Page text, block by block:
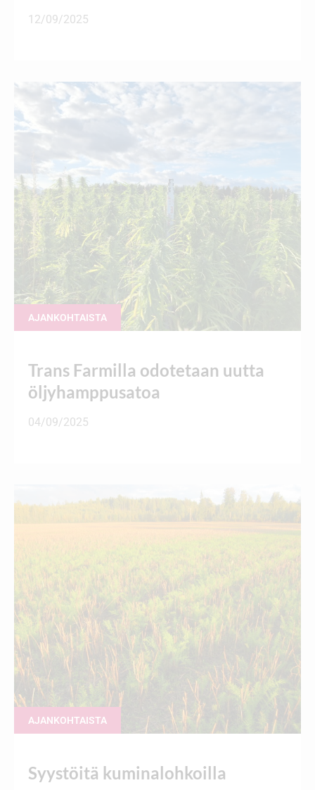
12/09/2025
AJANKOHTAISTA
Trans Farmilla odotetaan uutta
öljyhamppusatoa
04/09/2025
AJANKOHTAISTA
Syystöitä kuminalohkoilla